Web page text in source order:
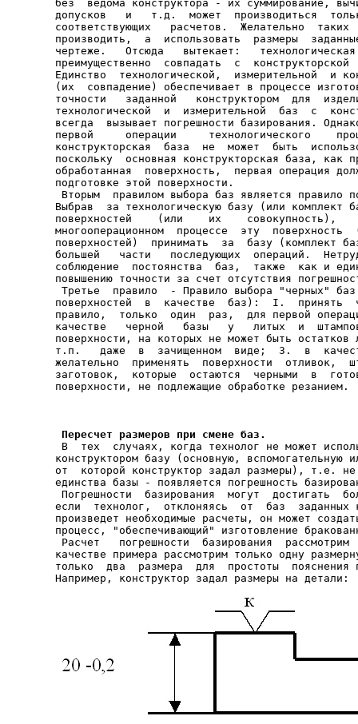
без  ведома конструктора - их суммирование,
допусков   и   т.д.  может  производиться
соответствующих   расчетов.  Желательно  таких
производить,  а  использовать  размеры
чертеже.   Отсюда   вытекает:
преимущественно  совпадать  с  конструкторской
Единство  технологической,  измерительной  и
(их  совпадение) обеспечивает в процессе
точности   заданной   конструктором  для
технологической  и  измерительной  баз  с
всегда  вызывает погрешности базирования.
первой     операции     технологического
конструкторская  база  не  может  быть
поскольку  основная конструкторская база, как
обработанная  поверхность,  первая операция
подготовке этой поверхности.
Вторым  правилом выбора баз является правило
Выбрав  за технологическую базу (или комплект
поверхностей    (или    их    совокупность),
многооперационном  процессе  эту  поверхность
поверхностей)  принимать  за  базу (комплект
большей   части   последующих  операций.
соблюдение  постоянства  баз,  также  как и
повышению точности за счет отсутствия
Третье  правило  - Правило выбора "черных" баз
поверхностей  в  качестве  баз):  I.  принять
правило,  только  один  раз,  для первой
качестве   черной   базы   у   литых  и
поверхности, на которых не может быть остатков
т.п.   даже  в  зачищенном  виде;  3.  в
желательно  применять  поверхности  отливок,
заготовок,  которые  остаются  черными  в
Пересчет размеров при смене баз.
В  тех  случаях, когда технолог не может
конструктором базу (основную, вспомогательную
от  которой конструктор задал размеры), т.е. не
единства базы - появляется погрешность
Погрешности  базирования  могут  достигать
если  технолог,  отклоняясь  от  баз  заданных
произведет необходимые расчеты, он может
процесс, "обеспечивающий" изготовление
Расчет   погрешности  базирования
качестве примера рассмотрим только одну
только  два  размера  для  простоты  пояснения